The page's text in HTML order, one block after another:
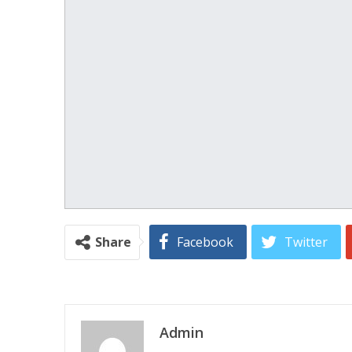
Share Facebook Twitter
Admin